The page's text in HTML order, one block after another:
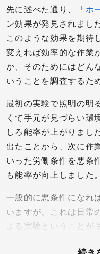
先に述べた通り、「 ホ
ン効果が発見されまし
このような効果を期待
変えれば効率的な作業
か、そのためにはどん
いうことを調査するた
最初の実験で照明の明
くて手元が見づらい環
しろ能率が上がりまし
出たことから、次に作
いった労働条件を悪条
も能率が向上しました。
一般的に悪条件になれ
いますが、これは日常
よる実験ということが